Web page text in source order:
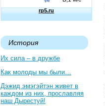
История
Их сила – в дружбе
Как молоды мы были…
Дэжид эмэгэйтэн живет в
каждом из них, прославляя
наш Дырестуй!